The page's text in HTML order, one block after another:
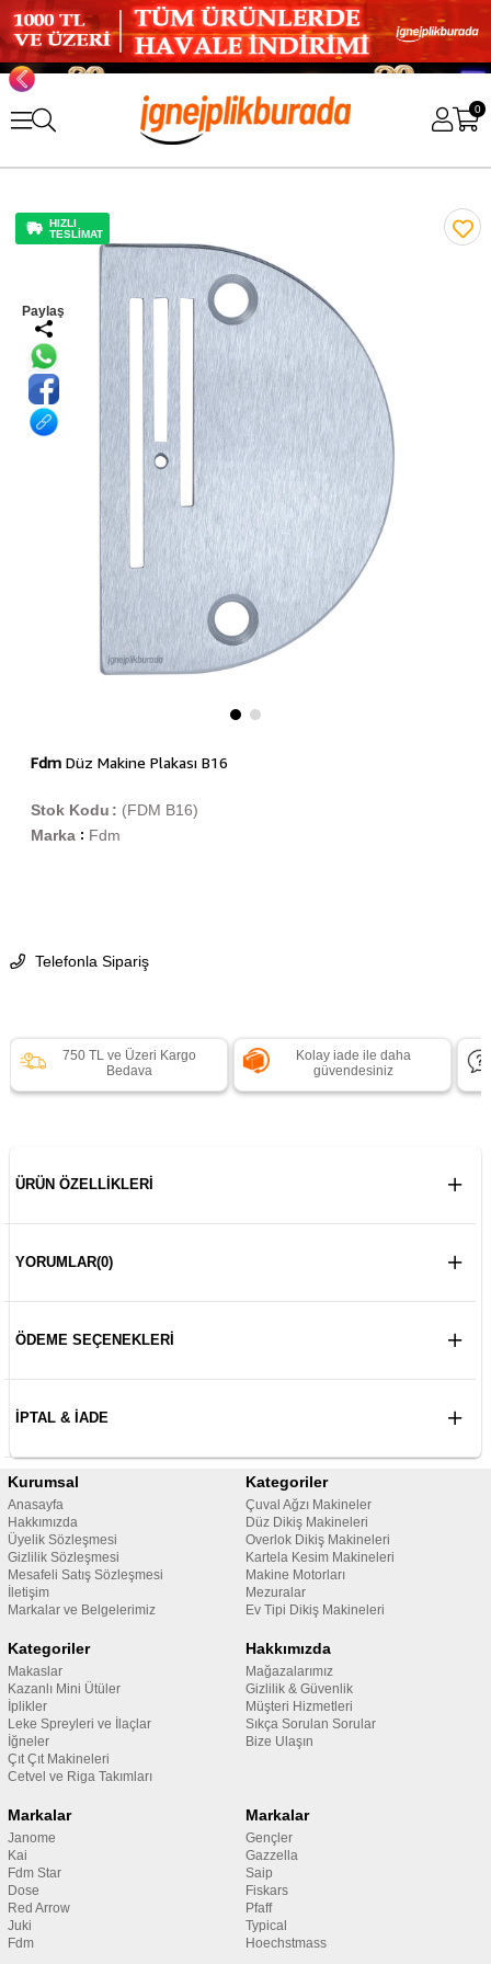
0
HIZLI
TESLİMAT
Paylaş
FdmDüz Makine Plakası B16
(FDM B16)
Stok Kodu
Marka : Fdm
Telefonla Sipariş
750 TL ve Üzeri Kargo
Bedava
Kolay iade ile daha
güvendesiniz
ÜRÜN ÖZELLIKLERI
YORUMLAR(0)
ÖDEME SEÇENEKLERI
İPTAL & İADE
Kurumsal
Anasayfa
Hakkımızda
Üyelik Sözleşmesi
Gizlilik Sözleşmesi
Mesafeli Satış Sözleşmesi
İletişim
Markalar ve Belgelerimiz
Kategoriler
Çuval Ağzı Makineler
Düz Dikiş Makineleri
Overlok Dikiş Makineleri
Kartela Kesim Makineleri
Makine Motorları
Mezuralar
Ev Tipi Dikiş Makineleri
Kategoriler
Makaslar
Kazanlı Mini Ütüler
İplikler
Leke Spreyleri ve İlaçlar
İğneler
Çıt Çıt Makineleri
Cetvel ve Riga Takımları
Hakkımızda
Mağazalarımız
Gizlilik & Güvenlik
Müşteri Hizmetleri
Sıkça Sorulan Sorular
Bize Ulaşın
Markalar
Janome
Kai
Fdm Star
Dose
Red Arrow
Juki
Fdm
Markalar
Gençler
Gazzella
Saip
Fiskars
Pfaff
Typical
Hoechstmass